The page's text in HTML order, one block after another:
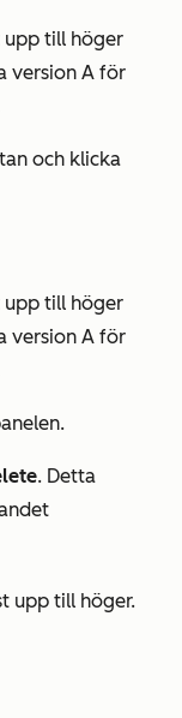
upp till höger
version A för
och klicka
upp till höger
version A för
. Detta
upp till höger.